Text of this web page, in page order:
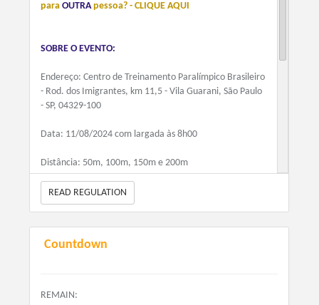
para OUTRA pessoa? - CLIQUE AQUI
SOBRE O EVENTO:
Endereço: Centro de Treinamento Paralímpico Brasileiro
- Rod. dos Imigrantes, km 11,5 - Vila Guarani, São Paulo
- SP, 04329-100
Data: 11/08/2024 com largada às 8h00
Distância: 50m, 100m, 150m e 200m
SOBRE O KIT:
Horário: À partir das 7h00
READ REGULATION
Countdown
REMAIN: